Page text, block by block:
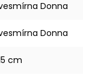
Donna
Donna
cm